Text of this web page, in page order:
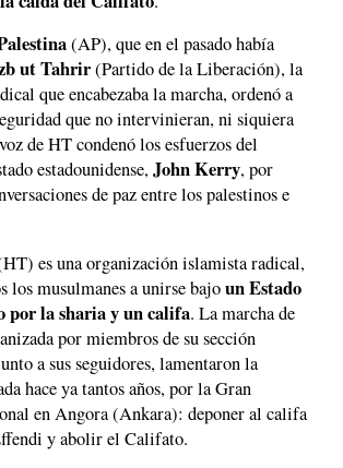
(AP), que en el pasado había
ut Tahrir(Partido de la Liberación), la
que encabezaba la marcha, ordenó a
que no intervinieran, ni siquiera
de HT condenó los esfuerzos del
estadounidense,John Kerry, por
de paz entre los palestinos e
es una organización islamista radical,
los musulmanes a unirse bajoun Estado
por la sharia y un califa. La marcha de
por miembros de su sección
a sus seguidores, lamentaron la
hace ya tantos años, por la Gran
en Angora (Ankara): deponer al califa
y abolir el Califato.